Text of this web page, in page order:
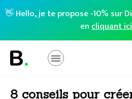
👋 Hello, je te propose -10% sur
encliquant ici
8 conseils pour